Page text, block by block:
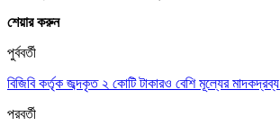
শেয়ার করুন
পুর্ববর্তী
বিজিবি কর্তৃক জব্দকৃত ২ কোটি টাকারও বেশি মূল্যের
পরবর্তী